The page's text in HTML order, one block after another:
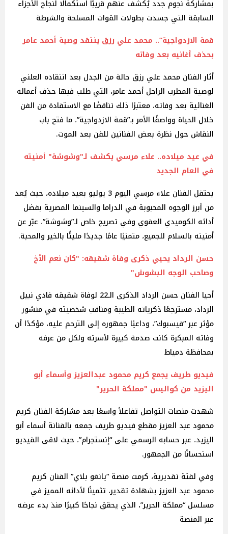
بمشاركة نجوم جدد يُكشف عنهم قريبًا استكمالًا لنجاح الأجزاء
السابقة التي جسدت بطولات القوات المسلحة والشرطة
قمة الازدواجية”.. محمد علي رزق ينتقد وصية أحمد عامر
بحذف أغانيه بعد وفاته
أثار الفنان محمد علي رزق حالة من الجدل بعد انتقاده العلني
لوصية المطرب الراحل أحمد عامر، التي طلب فيها حذف أعماله
الغنائية بعد وفاته، معتبرًا ذلك تناقضًا مع الاستفادة من الفن
خلال الحياة وواصفًا الأمر بـ”قمة الازدواجية”، ما فتح باب
النقاش حول نظرة بعض الفنانين للفن بعد الموت.
في عيد ميلاده.. علاء مرسي يكشف لـ"وشوشة" أمنيته
في العام الجديد
يحتفل الفنان علاء مرسي اليوم 3 يوليو بعيد ميلاده، حيث يُعد
من أبرز الوجوه المحبوبة في الدراما والسينما المصرية بفضل
أدائه الكوميدي العفوي وفي تصريح خاص لـ”وشوشة”، عبّر عن
أمنيته بالسلام للجميع، متمنيًا عامًا جديدًا مليئًا بالخير والمحبة.
حسن الرداد يحيي ذكرى وفاة شقيقه: "كان نعم الأخ
وصاحب الوجه البشوش"‎
أحيا الفنان حسن الرداد الذكرى الـ22 لوفاة شقيقه فادي نبيل
الرداد، مسترجعًا ذكرياته الطيبة ومناقب شخصيته في منشور
مؤثر عبر “فيسبوك”، وداعيًا جمهوره إلى الترحم عليه، مؤكدًا أن
وفاته المبكرة كانت صدمة كبيرة لأسرته ولكل من عرفه
بمحافظة دمياط
فيديو طريف يجمع كريم محمود عبدالعزيز وأسماء أبو
اليزيد من كواليس "مملكة الحرير"
شهدت منصات التواصل تفاعلاً واسعًا بعد مشاركة الفنان كريم
محمود عبد العزيز مقطع فيديو طريف جمعه بالفنانة أسماء أبو
اليزيد، عبر حسابه الرسمي على “إنستجرام”، حيث لاقى الفيديو
استحسانًا من الجمهور.
وفي لفتة تقديرية، كرمت منصة “يانغو بلاي” الفنان كريم
محمود عبد العزيز بشهادة تقدير، تثمينًا لأدائه المميز في
مسلسل “مملكة الحرير”، الذي يحقق نجاحًا كبيرًا منذ بدء عرضه
عبر المنصة